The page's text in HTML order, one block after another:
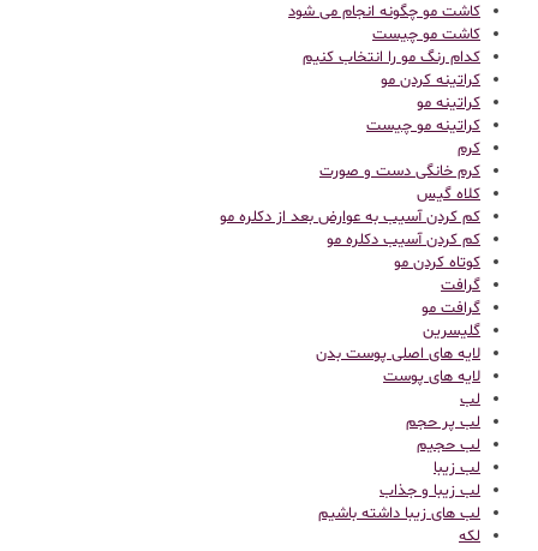
کاشت مو چگونه انجام می شود
کاشت مو چیست
کدام رنگ مو را انتخاب کنیم
کراتینه کردن مو
کراتینه مو
کراتینه مو چیست
کرم
کرم خانگی دست و صورت
کلاه گیس
کم کردن آسیب به عوارض بعد از دکلره مو
کم کردن آسیب دکلره مو
کوتاه کردن مو
گرافت
گرافت مو
گلیسرین
لایه های اصلی پوست بدن
لایه های پوست
لب
لب پر حجم
لب حجیم
لب زیبا
لب زیبا و جذاب
لب های زیبا داشته باشیم
لکه